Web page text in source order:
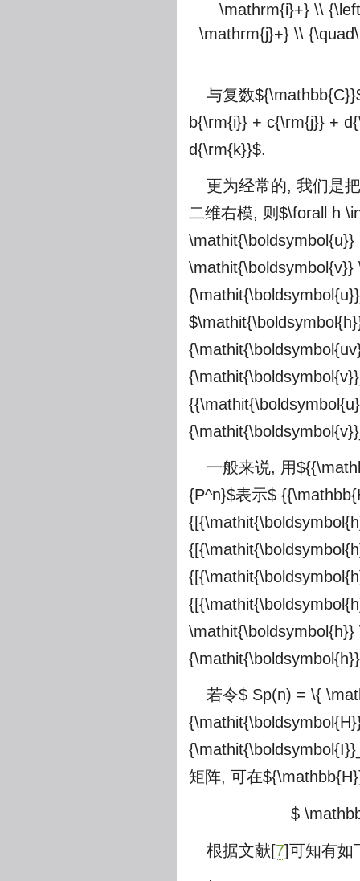
\mathrm{i}+} \\
\mathrm{j}+} \\
与复数
b{\rm{i}} + c{\rm{j}} +
d{\rm{k}}$.
更为经常的, 我们是把
二维右模, 则 $\forall h
\mathit{\boldsymbol{v}}
一般来说, 用
{P^n}$表示$
若令$ Sp(n) = \{
矩阵, 可在
$
根据文献[7]可知有如